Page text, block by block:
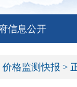
信息公开
价格监测快报 >